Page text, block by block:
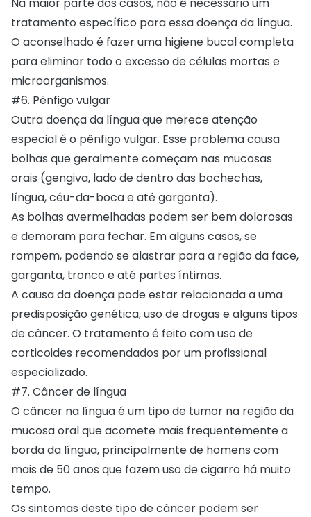
tratamento específico para essa doença da língua.
O aconselhado é fazer uma higiene bucal completa
para eliminar todo o excesso de células mortas e
microorganismos.
#6. Pênfigo vulgar
Outra doença da língua que merece atenção
especial é o pênfigo vulgar. Esse problema causa
bolhas que geralmente começam nas mucosas
orais (gengiva, lado de dentro das bochechas,
língua, céu-da-boca e até garganta).
As bolhas avermelhadas podem ser bem dolorosas
e demoram para fechar. Em alguns casos, se
rompem, podendo se alastrar para a região da face,
garganta, tronco e até partes íntimas.
A causa da doença pode estar relacionada a uma
predisposição genética, uso de drogas e alguns tipos
de câncer. O tratamento é feito com uso de
corticoides recomendados por um profissional
especializado.
#7. Câncer de língua
O câncer na língua é um tipo de tumor na região da
mucosa oral que acomete mais frequentemente a
borda da língua, principalmente de homens com
mais de 50 anos que fazem uso de cigarro há muito
tempo.
Os sintomas deste tipo de câncer podem ser